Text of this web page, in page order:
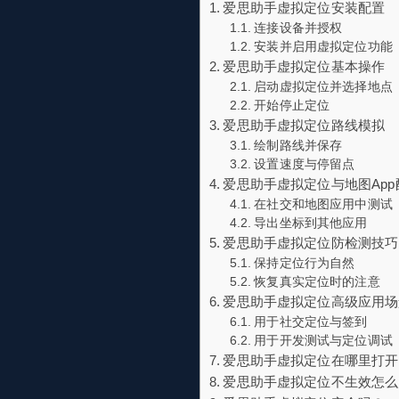
爱思助手虚拟定位安装配置
连接设备并授权
安装并启用虚拟定位功能
爱思助手虚拟定位基本操作
启动虚拟定位并选择地点
开始停止定位
爱思助手虚拟定位路线模拟
绘制路线并保存
设置速度与停留点
爱思助手虚拟定位与地图App
在社交和地图应用中测试
导出坐标到其他应用
爱思助手虚拟定位防检测技巧
保持定位行为自然
恢复真实定位时的注意
爱思助手虚拟定位高级应用
用于社交定位与签到
用于开发测试与定位调试
爱思助手虚拟定位在哪里打开
爱思助手虚拟定位不生效怎么